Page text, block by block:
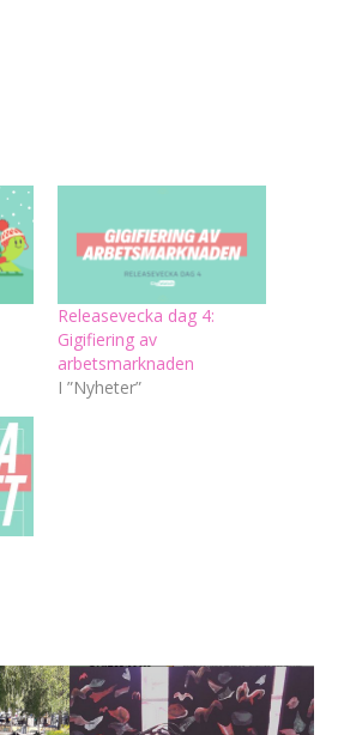
Releasevecka dag 4:
Gigifiering av
arbetsmarknaden
I ”Nyheter”